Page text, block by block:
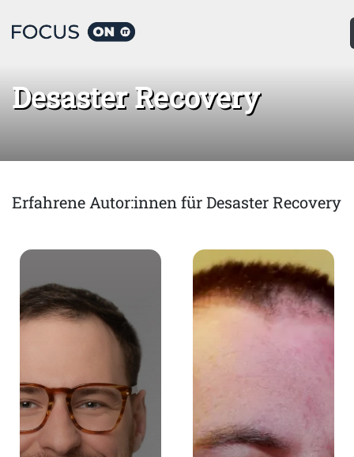
Home Desaster Recovery
Desaster Recovery
Erfahrene Autor:innen für Desaster Recovery